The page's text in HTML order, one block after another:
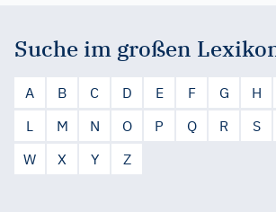
Suche im großen
A B C D E F G H
L
M N O P Q R S
W
X Y Z